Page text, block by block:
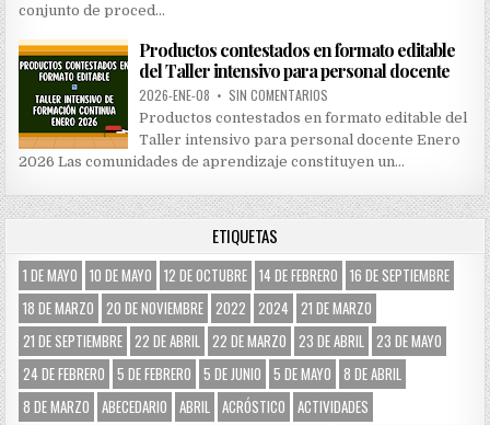
conjunto de proced…
Productos contestados en formato editable
del Taller intensivo para personal docente
2026-ENE-08 • SIN COMENTARIOS
Productos contestados en formato editable del
Taller intensivo para personal docente Enero
2026 Las comunidades de aprendizaje constituyen un…
ETIQUETAS
1 DE MAYO 10 DE MAYO 12 DE OCTUBRE 14 DE FEBRERO
16 DE SEPTIEMBRE
18 DE MARZO
20 DE NOVIEMBRE 2022 2024
21 DE MARZO
21 DE SEPTIEMBRE 22 DE ABRIL 22 DE MARZO 23 DE ABRIL
23 DE MAYO
24 DE FEBRERO
5 DE FEBRERO 5 DE JUNIO 5 DE MAYO
8 DE ABRIL
8 DE MARZO
ABECEDARIO ABRIL ACRÓSTICO
ACTIVIDADES